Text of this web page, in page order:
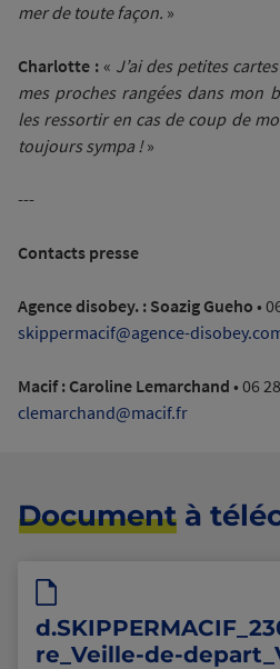
Document à
re_Veille-de-
mer de toute façon. »
Charlotte : « J’ai des petites
mes proches rangées dans mon
les ressortir en cas de coup de
toujours sympa !»
---
Contacts presse
Agence disobey. : Soazig Gueho •
skippermacif@agence-
Macif : Caroline Lemarchand • 06
clemarchand@macif.fr